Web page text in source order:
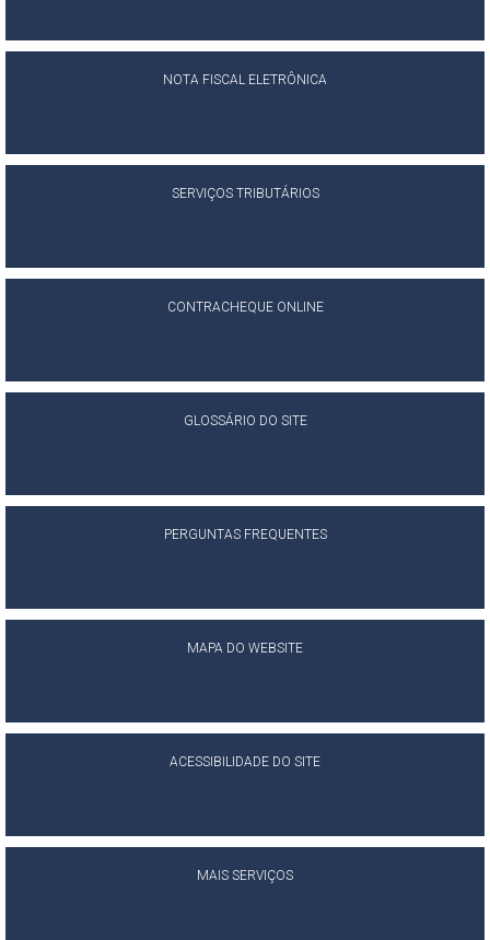
NOTA FISCAL ELETRÔNICA
SERVIÇOS TRIBUTÁRIOS
CONTRACHEQUE ONLINE
GLOSSÁRIO DO SITE
PERGUNTAS FREQUENTES
MAPA DO WEBSITE
ACESSIBILIDADE DO SITE
MAIS SERVIÇOS